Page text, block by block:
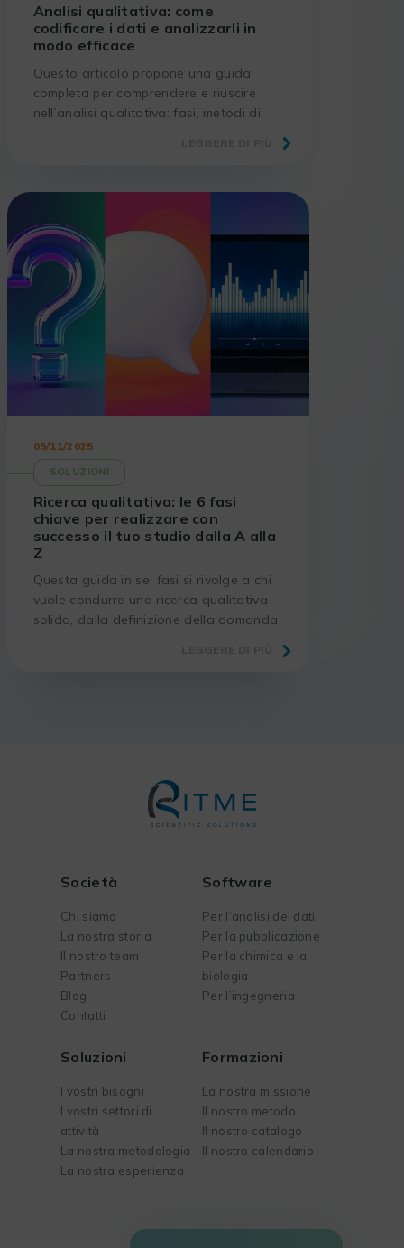
Analisi qualitativa: come
codificare i dati e analizzarli in
modo efficace
Questo articolo propone una guida
completa per comprendere e riuscire
nell’analisi qualitativa: fasi, metodi di
05/11/2025
SOLUZIONI
Ricerca qualitativa: le 6 fasi
chiave per realizzare con
successo il tuo studio dalla A alla
Z
Questa guida in sei fasi si rivolge a chi
vuole condurre una ricerca qualitativa
solida, dalla definizione della domanda
Società
Chi siamo
La nostra storia
Il nostro team
Partners
Blog
Contatti
Software
Per l’analisi dei dati
Per la pubblicazione
Per la chimica e la
biologia
Per l’ingegneria
Soluzioni
I vostri bisogni
I vostri settori di
attività
La nostra metodologia
La nostra esperienza
Formazioni
La nostra missione
Il nostro metodo
Il nostro catalogo
Il nostro calendario